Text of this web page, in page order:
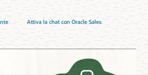
Attiva la chat con Oracle Sales